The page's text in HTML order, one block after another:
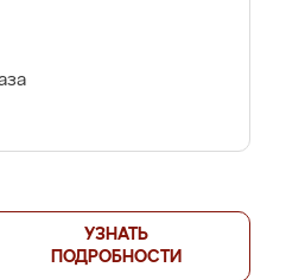
УЗНАТЬ
ПОДРОБНОСТИ